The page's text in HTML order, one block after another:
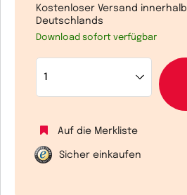
Kostenloser Versand innerhalb
Deutschlands
Download sofort verfügbar
Auf die Merkliste
Sicher einkaufen